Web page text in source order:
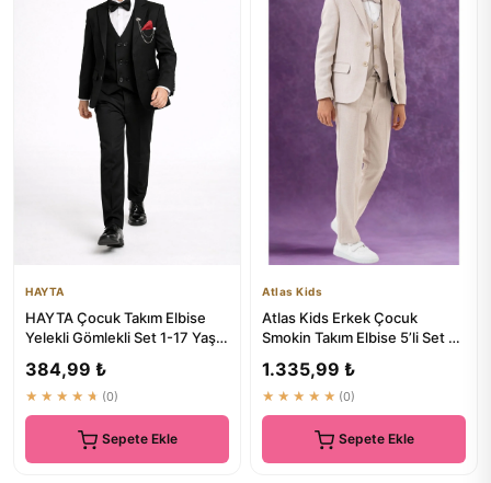
HAYTA
HAYTA Çocuk Takım Elbise
Yelekli Gömlekli Set 1-17 Yaş
384,99 ₺
★★★★★ (0)
Sepete Ekle
Atlas Kids
Atlas Kids Erkek Çocuk
Smokin Takım Elbise 5’li Set -
1.335,99 ₺
★★★★★ (0)
Sepete Ekle